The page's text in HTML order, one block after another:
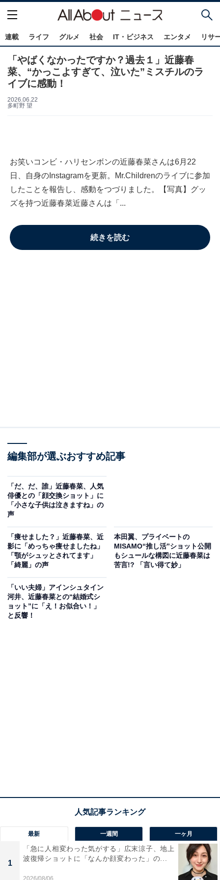
連載 ライフ グルメ 社会 IT・ビジネス エンタメ リサ
「やばくなかったですか？過去１」近藤春
菜、“かっこよすぎて、泣いた”ミスチルのラ
イブに感動！
2026.06.22
多町野 望
お笑いコンビ・ハリセンボンの近藤春菜さんは6月22
日、自身のInstagramを更新。Mr.Childrenのライブに参加
したことを報告し、感動をつづりました。【写真】グッ
ズを持つ近藤春菜近藤さんは「...
続きを読む
編集部が選ぶおすすめ記事
「だ、だ、誰」近藤春菜、人気
俳優との「顔交換ショット」に
「小さな子供は泣きますね」の
声
「痩せました？」近藤春菜、近
影に「めっちゃ痩せましたね」
「顎がシュッとされてます」
「綺麗」の声
本田翼、プライベートの
MISAMO“推し活”ショット公開
もシュールな構図に近藤春菜は
苦言!? 「言い得て妙」
「いい夫婦」アインシュタイン
河井、近藤春菜との“結婚式シ
ョット”に「え！お似合い！」
と反響！
最新 一週間 一ヶ月
1
「急に人相変わった気がする」広末涼子、地上
波復帰ショットに「なんか顔変わった」の...